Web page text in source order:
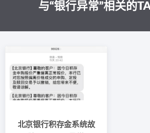
与“银行异常”相关的
北京银行积存金系统故